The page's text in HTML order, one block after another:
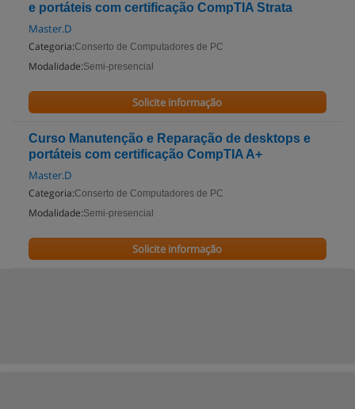
e portáteis com certificação CompTIA Strata
Master.D
Categoria:Conserto de Computadores de PC
Modalidade:Semi-presencial
Solicite informação
Curso Manutenção e Reparação de desktops e
portáteis com certificação CompTIA A+
Master.D
Categoria:Conserto de Computadores de PC
Modalidade:Semi-presencial
Solicite informação